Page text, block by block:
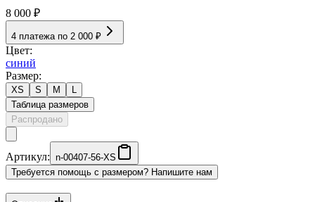
8 000 ₽
4 платежа по 2 000 ₽
Цвет:
синий
Размер:
XS S M
L
Таблица размеров
Распродано
Артикул: n-00407-56-XS
Требуется помощь с размером? Напишите нам